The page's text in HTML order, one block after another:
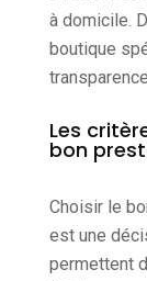
à domicile.
boutique
Les
bon
Choisir le
est une
permettent